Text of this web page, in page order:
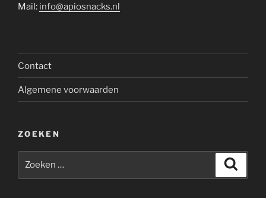
Mail: info@apiosnacks.nl
Contact
Algemene voorwaarden
ZOEKEN